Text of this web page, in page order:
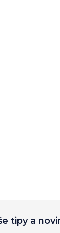
tipy a